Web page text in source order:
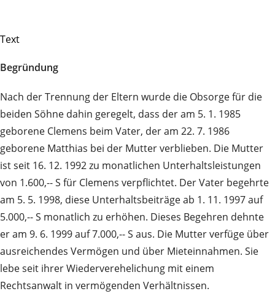
Text
Begründung
Nach der Trennung der Eltern wurde die Obsorge für die
beiden Söhne dahin geregelt, dass der am 5. 1. 1985
geborene Clemens beim Vater, der am 22. 7. 1986
geborene Matthias bei der Mutter verblieben. Die Mutter
ist seit 16. 12. 1992 zu monatlichen Unterhaltsleistungen
von 1.600,-- S für Clemens verpflichtet. Der Vater begehrte
am 5. 5. 1998, diese Unterhaltsbeiträge ab 1. 11. 1997 auf
5.000,-- S monatlich zu erhöhen. Dieses Begehren dehnte
er am 9. 6. 1999 auf 7.000,-- S aus. Die Mutter verfüge über
ausreichendes Vermögen und über Mieteinnahmen. Sie
lebe seit ihrer Wiederverehelichung mit einem
Rechtsanwalt in vermögenden Verhältnissen.